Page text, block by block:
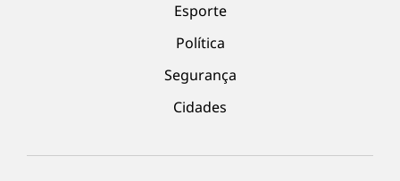
Esporte
Política
Segurança
Cidades